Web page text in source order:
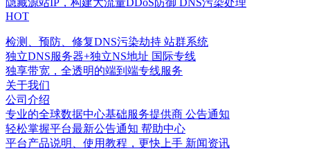
隐藏源站IP，构建大流量DDoS防御
DNS污染处理
HOT
检测、预防、修复DNS污染劫持 站群系统
独立DNS服务器+独立NS地址 国际专线
独享带宽，全透明的端到端专线服务
关于我们
公司介绍
专业的全球数据中心基础服务提供商 公告通知
轻松掌握平台最新公告通知 帮助中心
平台产品说明、使用教程，更快上手 新闻资讯